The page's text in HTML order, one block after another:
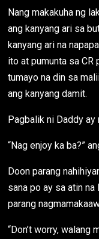
Nang makakuha ng
ang kanyang ari sa
kanyang ari na
ito at pumunta sa CR
tumayo na din sa
ang kanyang damit.
Pagbalik ni Daddy
“Nag enjoy ka ba?”
Doon parang
sana po ay sa atin na
parang
“Don’t worry,